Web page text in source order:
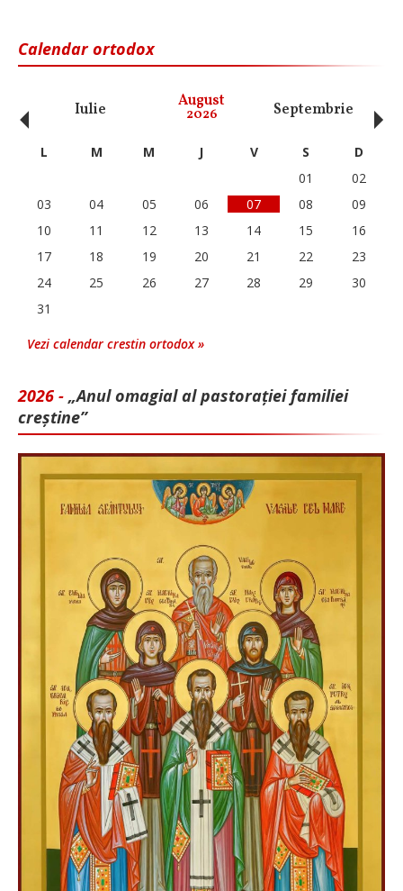
Calendar ortodox
Iulie August
2026 Septembrie
‹ L M M J V S
D
01
02
03
04 05 06 07 08
09
10
11 12 13 14 15
16
17
18 19 20 21 22
23
24
25 26 27 28 29
30
31
Vezi calendar crestin ortodox »
2026 - „Anul omagial al pastorației familiei
creștine”